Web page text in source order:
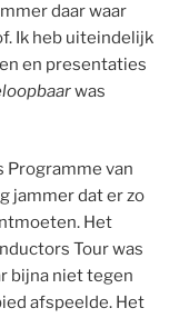
daar waar
Ik heb uiteindelijk
en presentaties
was
Programme van
jammer dat er zo
Het
Tour was
bijna niet tegen
afspeelde. Het